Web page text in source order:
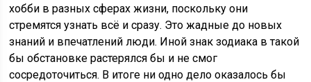
хобби в разных сферах жизни, поскольку они
стремятся узнать всё и сразу. Это жадные до новых
знаний и впечатлений люди. Иной знак зодиака в такой
бы обстановке растерялся бы и не смог
сосредоточиться. В итоге ни одно дело оказалось бы